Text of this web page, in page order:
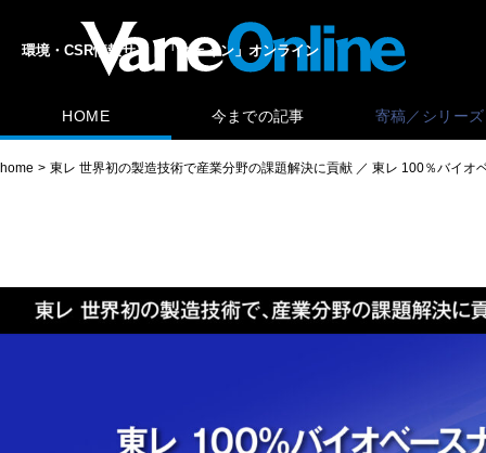
環境・CSR情報サイト「ヴェイン」オンライン
HOME 今までの記事 寄稿／シリーズ
home 東レ 世界初の製造技術で産業分野の課題解決に貢献 ／ 東レ 100％バイオ